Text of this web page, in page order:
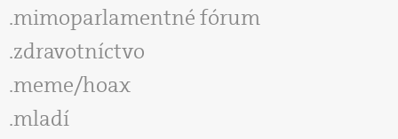
mimoparlamentné fórum
zdravotníctvo
meme/hoax
mladí